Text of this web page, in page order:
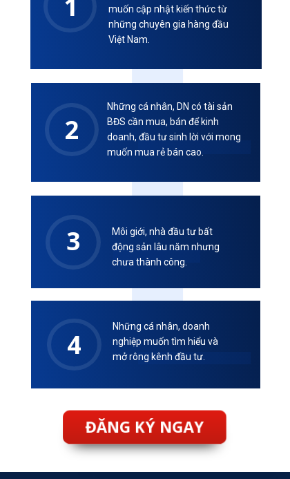
muốn cập nhật kiến thức từ
những chuyên gia hàng đầu
Việt Nam.
2
Những cá nhân, DN có tài sản
BĐS cần mua, bán để kinh
doanh, đầu tư sinh lời với mong
muốn mua rẻ bán cao.
3
Môi giới, nhà đầu tư bất
động sản lâu năm nhưng
chưa thành công.
4
Những cá nhân, doanh
nghiệp muốn tìm hiểu và
mở rông kênh đầu tư.
ĐĂNG KÝ NGAY